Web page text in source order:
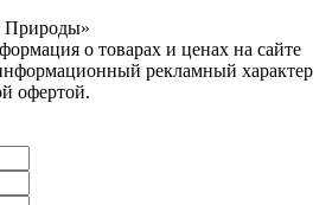
Природы»
о товарах и ценах на сайте
рекламный характер
офертой.